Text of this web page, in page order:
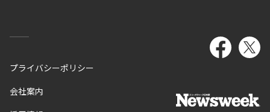
プライバシーポリシー
会社案内